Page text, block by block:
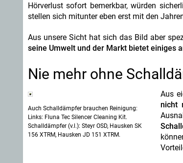
Hörverlust sofort bemerkbar, würden
stellen sich mitunter eben erst mit den
Aus unsere Sicht hat sich das Bild aber
seine Umwelt und der Markt bietet einiges
Nie mehr ohne
Auch Schalldämpfer brauchen Reinigung:
Links: Fluna Tec Silencer Cleaning Kit.
Schalldämpfer (v.l.): Steyr OSD, Hausken SK
156 XTRM, Hausken JD 151 XTRM.
Aus
nicht